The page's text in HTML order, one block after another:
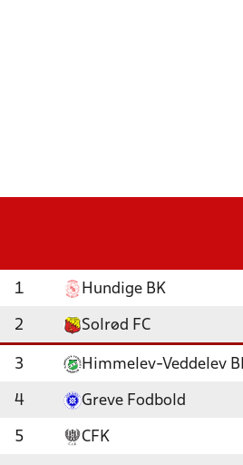
1 Hundige BK
2 Solrød FC
3 Himmelev-Veddelev
4 Greve Fodbold
5 CFK